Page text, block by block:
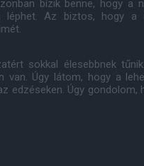
bízik benne, hogy a
léphet. Az biztos, hogy a
sokkal élesebbnek
van. Úgy látom, hogy a
edzéseken. Úgy gondolom,